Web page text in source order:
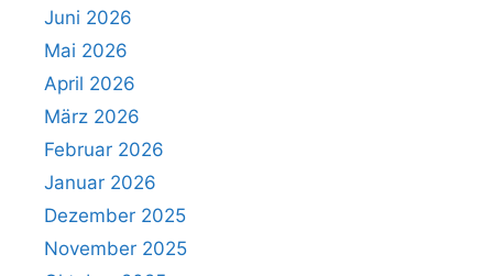
Juni 2026
Mai 2026
April 2026
März 2026
Februar 2026
Januar 2026
Dezember 2025
November 2025